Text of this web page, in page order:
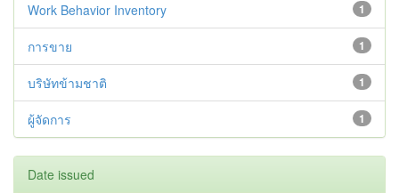
1
Work Behavior Inventory
1
การขาย
1
บริษัทข้ามชาติ
1
ผู้จัดการ
Date issued